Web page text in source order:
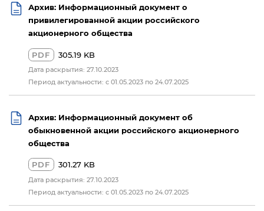
Архив: Информационный документ о
привилегированной акции российского
акционерного общества
PDF 305.19 KB
Дата раскрытия: 27.10.2023
Период актуальности: с 01.05.2023 по 24.07.2025
Архив: Информационный документ об
обыкновенной акции российского акционерного
общества
PDF 301.27 KB
Дата раскрытия: 27.10.2023
Период актуальности: с 01.05.2023 по 24.07.2025